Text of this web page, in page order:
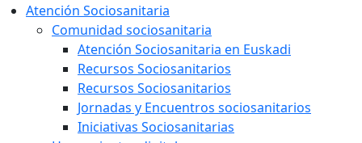
Atención Sociosanitaria
Comunidad sociosanitaria
Atención Sociosanitaria en Euskadi
Recursos Sociosanitarios
Recursos Sociosanitarios
Jornadas y Encuentros sociosanitarios
Iniciativas Sociosanitarias